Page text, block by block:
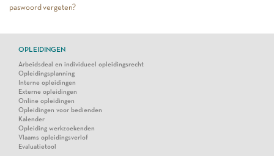
paswoord vergeten?
OPLEIDINGEN
Arbeidsdeal en individueel opleidingsrecht
Opleidingsplanning
Interne opleidingen
Externe opleidingen
Online opleidingen
Opleidingen voor bedienden
Kalender
Opleiding werkzoekenden
Vlaams opleidingsverlof
Evaluatietool